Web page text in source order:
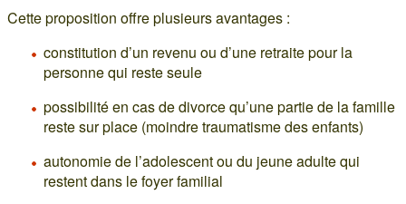
Cette proposition offre plusieurs avantages :
constitution d’un revenu ou d’une retraite pour la
personne qui reste seule
possibilité en cas de divorce qu’une partie de la famille
reste sur place (moindre traumatisme des enfants)
autonomie de l’adolescent ou du jeune adulte qui
restent dans le foyer familial